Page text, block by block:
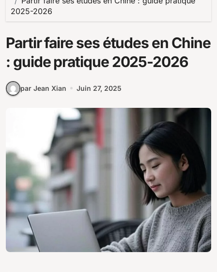
2025-2026
Partir faire ses études en Chine
: guide pratique 2025-2026
par Jean Xian Juin 27, 2025